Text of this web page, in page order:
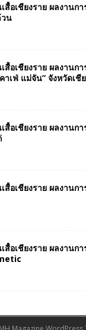
สื้อเชียงราย ผลงานก
น
สื้อเชียงราย ผลงานก
าเฟ่ แม่จัน” จังหวัดเชี
สื้อเชียงราย ผลงานก
สื้อเชียงราย ผลงานก
สื้อเชียงราย ผลงานก